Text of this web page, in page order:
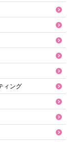
ィング